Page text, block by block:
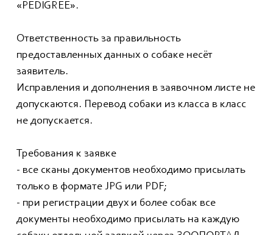
«PEDIGREE».
Ответственность за правильность
предоставленных данных о собаке несёт
заявитель.
Исправления и дополнения в заявочном листе не
допускаются. Перевод собаки из класса в класс
не допускается.
Требования к заявке
- все сканы документов необходимо присылать
только в формате JPG или PDF;
- при регистрации двух и более собак все
документы необходимо присылать на каждую